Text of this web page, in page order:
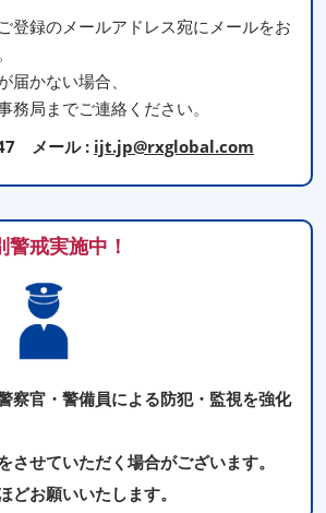
登録のメールアドレス宛にメールをお
届かない場合、
務局までご連絡ください。
メール : ijt.jp@rxglobal.com
警戒実施中！
察官・警備員による防犯・監視を強化
させていただく場合がございます。
どお願いいたします。